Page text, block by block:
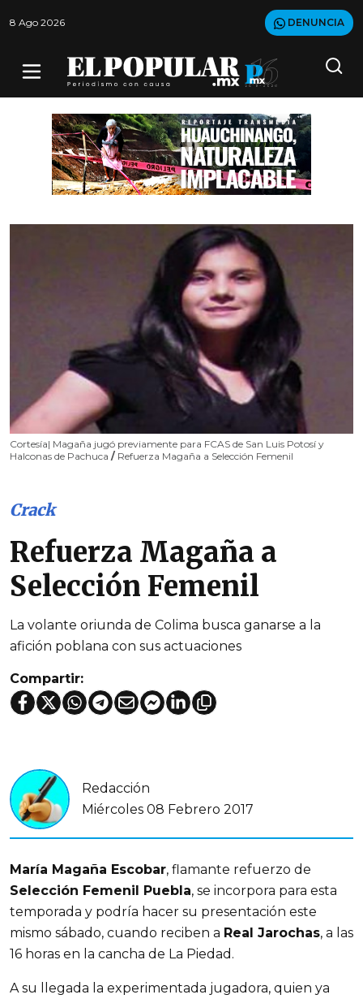
8 Ago 2026 DENUNCIA
Cortesía| Magaña jugó previamente para FCAS de San Luis Potosí y
Halconas de Pachuca / Refuerza Magaña a Selección Femenil
Crack
Refuerza Magaña a
Selección Femenil
La volante oriunda de Colima busca ganarse a la
afición poblana con sus actuaciones
Compartir:
Redacción
Miércoles 08 Febrero 2017
María Magaña Escobar, flamante refuerzo de
Selección Femenil Puebla, se incorpora para esta
temporada y podría hacer su presentación este
mismo sábado, cuando reciben a Real Jarochas, a las
16 horas en la cancha de La Piedad.
A su llegada la experimentada jugadora, quien ya